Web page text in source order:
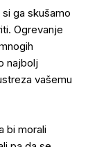
ga skušamo
Ogrevanje
najbolj
vašemu
bi morali